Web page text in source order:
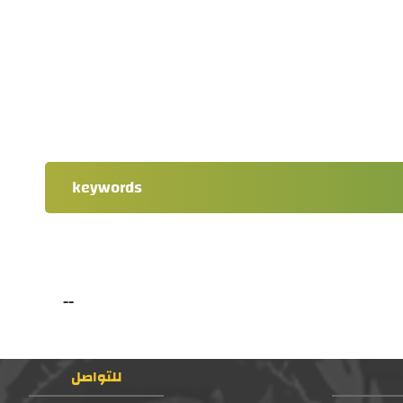
keywords
--
للتواصل